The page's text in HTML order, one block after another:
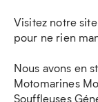
Visitez notre
pour ne rien
Nous avons en
Motomarines
Souffleuses